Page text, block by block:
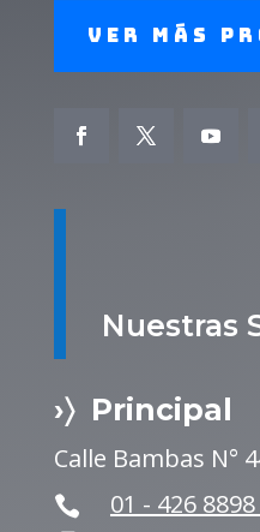
Ver más
Nuestras
›〉 Principal
Calle Bambas N°
 01 - 426